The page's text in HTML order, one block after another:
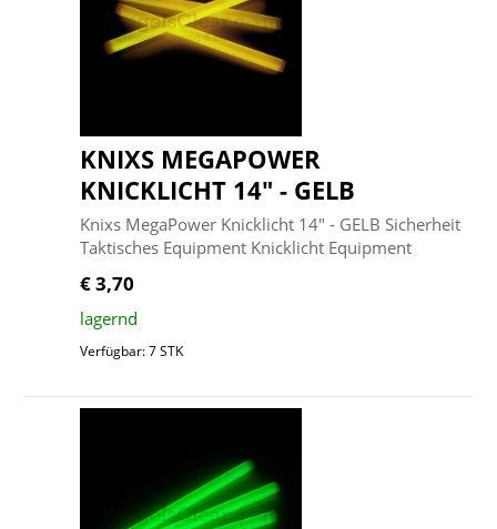
KNIXS MEGAPOWER
KNICKLICHT 14" - GELB
Knixs MegaPower Knicklicht 14" - GELB Sicherheit
Taktisches Equipment Knicklicht Equipment
€ 3,70
lagernd
Verfügbar: 7 STK